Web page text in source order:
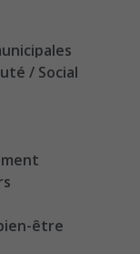
/ Social
être